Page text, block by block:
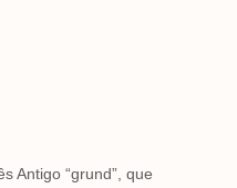
Antigo “grund”, que